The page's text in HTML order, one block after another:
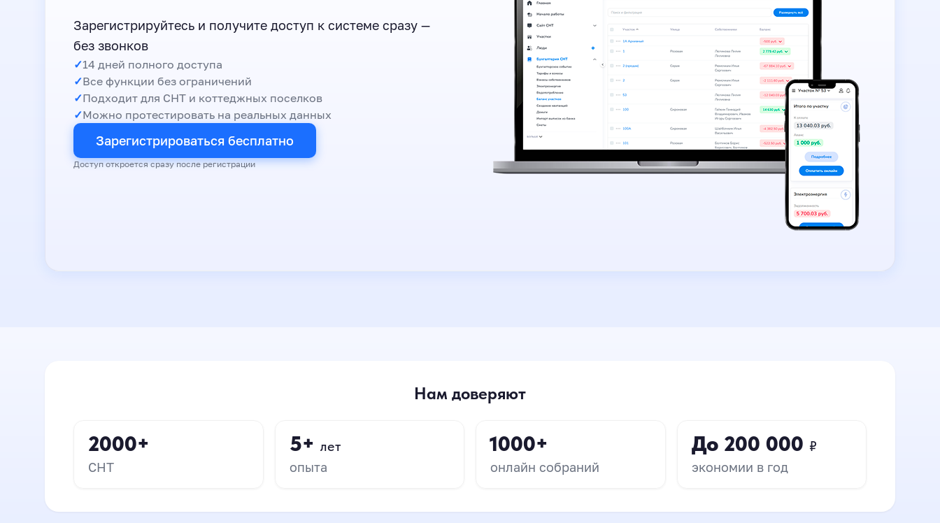
Зарегистрируйтесь и получите доступ к системе сразу —
без звонков
14 дней полного доступа
Все функции без ограничений
Подходит для СНТ и коттеджных поселков
Можно протестировать на реальных данных
Зарегистрироваться бесплатно
Доступ откроется сразу после регистрации
Нам доверяют
2000+
СНТ
5+ лет
опыта
1000+
онлайн собраний
До 200 000 ₽
экономии в год